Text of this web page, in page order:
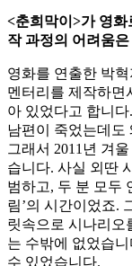
<춘희막이>가 영화
작 과정의 어려움
영화를 연출한 박
멘터리를 제작하면
아 있었다고 합니
남편이 죽었는데도
그래서 2011년 겨
습니다. 사실 외딴
범하고, 두 분 모두
림’의 시간이었죠.
릿속으로 시나리오
는 수밖에 없었습
수 있었습니다.